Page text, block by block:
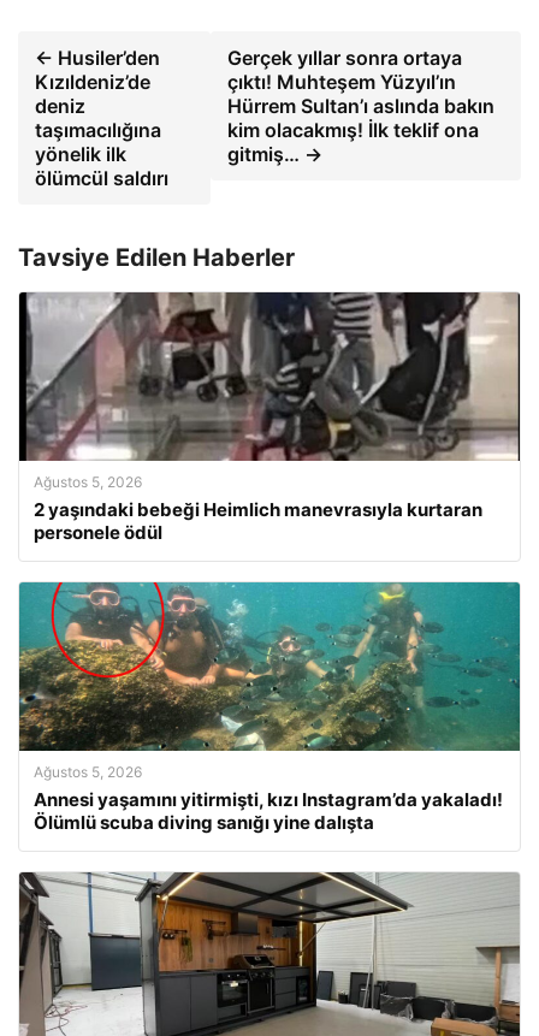
← Husiler’den
Kızıldeniz’de
deniz
taşımacılığına
yönelik ilk
ölümcül saldırı
Gerçek yıllar sonra ortaya
çıktı! Muhteşem Yüzyıl’ın
Hürrem Sultan’ı aslında bakın
kim olacakmış! İlk teklif ona
gitmiş… →
Tavsiye Edilen Haberler
Ağustos 5, 2026
2 yaşındaki bebeği Heimlich manevrasıyla kurtaran
personele ödül
Ağustos 5, 2026
Annesi yaşamını yitirmişti, kızı Instagram’da yakaladı!
Ölümlü scuba diving sanığı yine dalışta